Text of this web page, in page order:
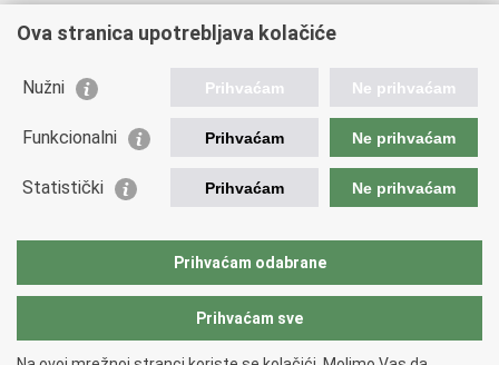
Besplatni telefoni javne uprave
Važne poveznice
Vlada Republike Hrvatske
Europska komisija
Taxation and Customs Union
Ova stranica upotrebljava kolačiće
Nužni Prihvaćam Ne prihvaćam
Funkcionalni Prihvaćam Ne prihvaćam
Statistički Prihvaćam Ne prihvaćam
Prihvaćam odabrane
Prihvaćam sve